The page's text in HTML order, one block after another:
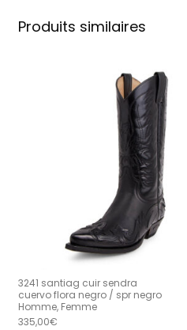
Produits similaires
3241 santiag cuir sendra
cuervo flora negro / spr negro
Homme, Femme
335,00€